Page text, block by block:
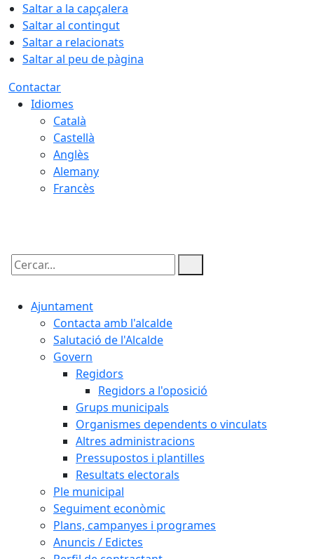
Saltar a la capçalera
Saltar al contingut
Saltar a relacionats
Saltar al peu de pàgina
Contactar
Idiomes
Català
Castellà
Anglès
Alemany
Francès
Cercar:
Ajuntament
Contacta amb l'alcalde
Salutació de l'Alcalde
Govern
Regidors
Regidors a l'oposició
Grups municipals
Organismes dependents o vinculats
Altres administracions
Pressupostos i plantilles
Resultats electorals
Ple municipal
Seguiment econòmic
Plans, campanyes i programes
Anuncis / Edictes